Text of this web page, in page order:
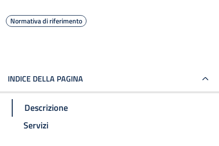
Normativa di riferimento
INDICE DELLA PAGINA
Descrizione
Servizi